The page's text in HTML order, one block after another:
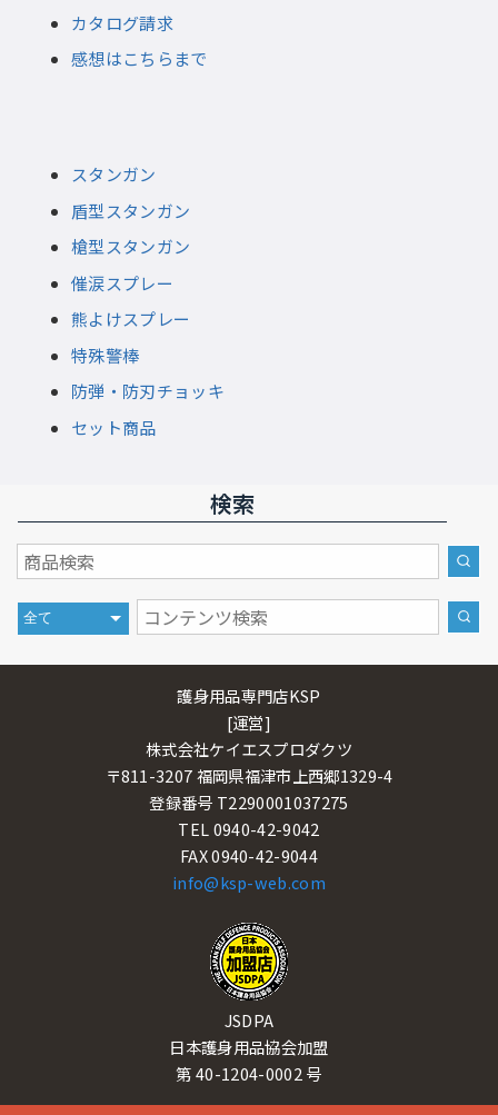
カタログ請求
感想はこちらまで
スタンガン
盾型スタンガン
槍型スタンガン
催涙スプレー
熊よけスプレー
特殊警棒
防弾・防刃チョッキ
セット商品
検索
護身用品専門店KSP
[運営]
株式会社ケイエスプロダクツ
〒811-3207 福岡県福津市上西郷1329-4
登録番号 T2290001037275
TEL 0940-42-9042
FAX 0940-42-9044
info@ksp-web.com
JSDPA
日本護身用品協会加盟
第 40-1204-0002 号